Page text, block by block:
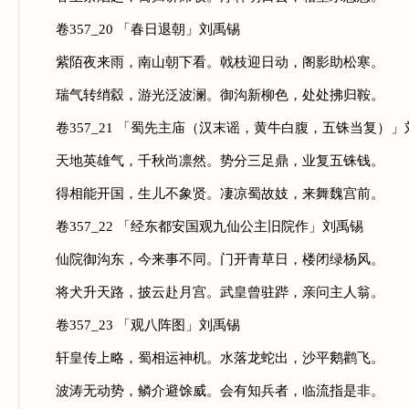
卷357_20 「春日退朝」刘禹锡
紫陌夜来雨，南山朝下看。戟枝迎日动，阁影助松寒。
瑞气转绡縠，游光泛波澜。御沟新柳色，处处拂归鞍。
卷357_21 「蜀先主庙（汉末谣，黄牛白腹，五铢当复）」
天地英雄气，千秋尚凛然。势分三足鼎，业复五铢钱。
得相能开国，生儿不象贤。凄凉蜀故妓，来舞魏宫前。
卷357_22 「经东都安国观九仙公主旧院作」刘禹锡
仙院御沟东，今来事不同。门开青草日，楼闭绿杨风。
将犬升天路，披云赴月宫。武皇曾驻跸，亲问主人翁。
卷357_23 「观八阵图」刘禹锡
轩皇传上略，蜀相运神机。水落龙蛇出，沙平鹅鹳飞。
波涛无动势，鳞介避馀威。会有知兵者，临流指是非。